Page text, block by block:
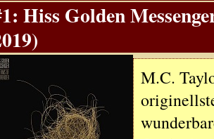
Hiss Golden
M.C.